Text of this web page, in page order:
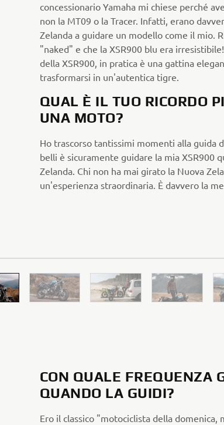
concessionario Yamaha mi chiese perché
non la MT09 o la Tracer. Infatti, erano
Zelanda a guidare un modello come il mio.
"naked" e che la XSR900 blu era
della XSR900, in pratica è una gattina
trasformarsi in un'autentica tigre.
QUAL È IL TUO RICORDO
UNA MOTO?
Ho trascorso tantissimi momenti alla guida
belli è sicuramente guidare la mia XSR900
Zelanda. Chi non ha mai girato la Nuova
un'esperienza straordinaria. È davvero la
CON QUALE FREQUENZA
QUANDO LA GUIDI?
Ero il classico "motociclista della domenica,